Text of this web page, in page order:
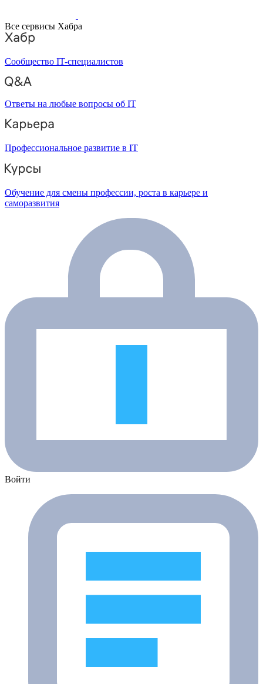
Все сервисы Хабра
Сообщество IT-специалистов
Ответы на любые вопросы об IT
Профессиональное развитие в IT
Обучение для смены профессии, роста в карьере и
саморазвития
Войти